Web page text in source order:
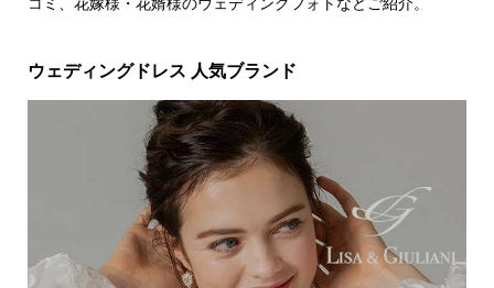
ウェディングドレス 人気ブランド